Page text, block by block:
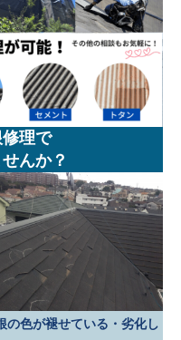
理で
んか？
の色が褪せている・劣化し